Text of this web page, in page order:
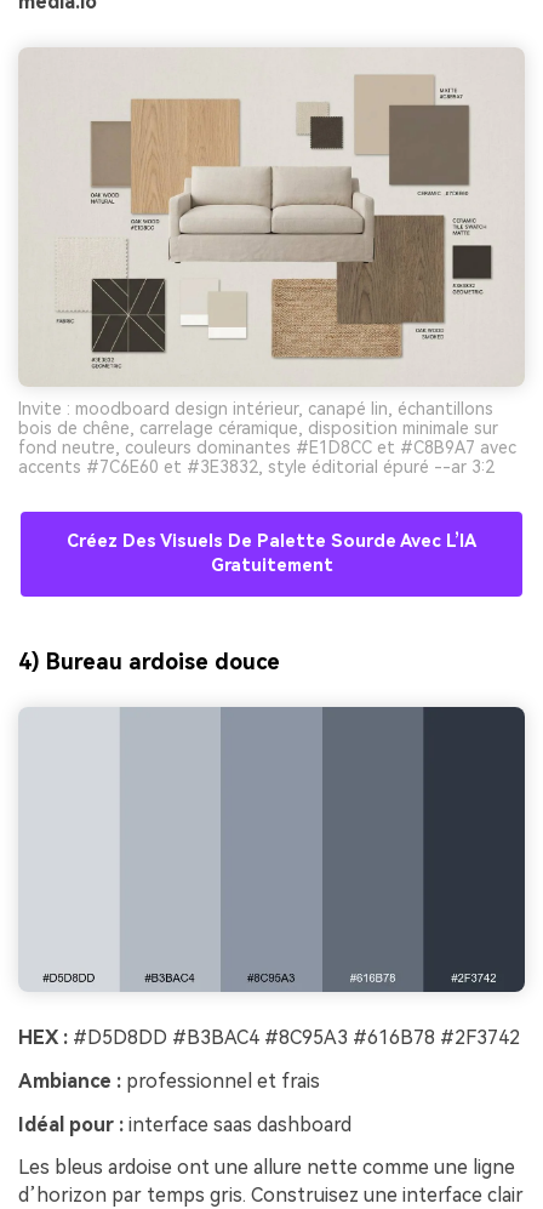
Invite : moodboard design intérieur, canapé lin, échantillons
bois de chêne, carrelage céramique, disposition minimale sur
fond neutre, couleurs dominantes #E1D8CC et #C8B9A7 avec
accents #7C6E60 et #3E3832, style éditorial épuré --ar 3:2
Créez Des Visuels De Palette Sourde Avec L’IA
Gratuitement
4) Bureau ardoise douce
HEX : #D5D8DD #B3BAC4 #8C95A3 #616B78 #2F3742
Ambiance : professionnel et frais
Idéal pour : interface saas dashboard
Les bleus ardoise ont une allure nette comme une ligne
d’horizon par temps gris. Construisez une interface clair